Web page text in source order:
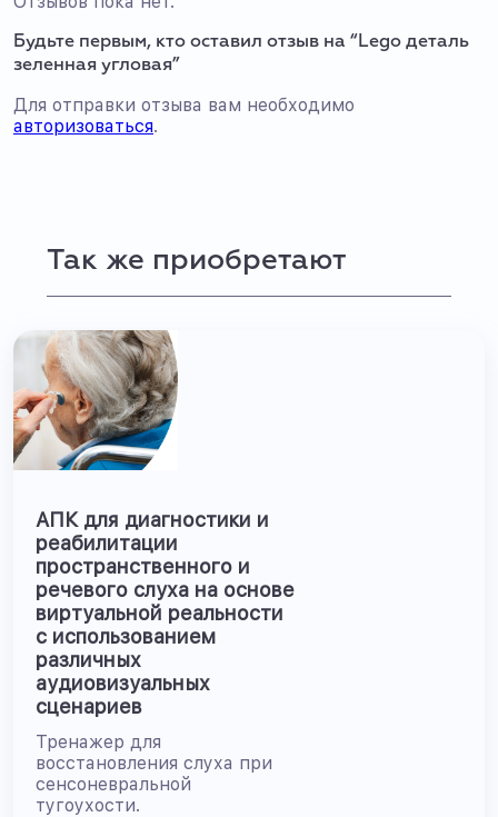
Будьте первым, кто оставил отзыв на “Lego деталь
зеленная угловая”
Для отправки отзыва вам необходимо
авторизоваться.
Так же приобретают
АПК для диагностики и
реабилитации
пространственного и
речевого слуха на основе
виртуальной реальности
с использованием
различных
аудиовизуальных
сценариев
Тренажер для
восстановления слуха при
сенсоневральной
тугоухости.